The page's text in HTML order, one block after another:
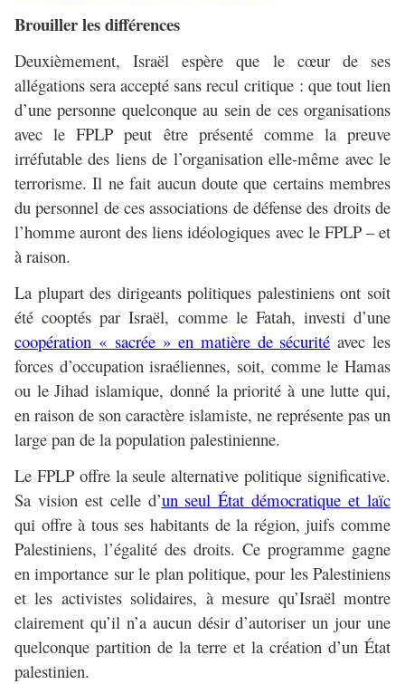
Brouiller les différences
Deuxièmement, Israël espère que le cœur de ses
allégations sera accepté sans recul critique : que tout lien
d’une personne quelconque au sein de ces organisations
avec le FPLP peut être présenté comme la preuve
irréfutable des liens de l’organisation elle-même avec le
terrorisme. Il ne fait aucun doute que certains membres
du personnel de ces associations de défense des droits de
l’homme auront des liens idéologiques avec le FPLP – et
à raison.
La plupart des dirigeants politiques palestiniens ont soit
été cooptés par Israël, comme le Fatah, investi d’une
coopération « sacrée » en matière de sécurité avec les
forces d’occupation israéliennes, soit, comme le Hamas
ou le Jihad islamique, donné la priorité à une lutte qui,
en raison de son caractère islamiste, ne représente pas un
large pan de la population palestinienne.
Le FPLP offre la seule alternative politique significative.
Sa vision est celle d’un seul État démocratique et laïc
qui offre à tous ses habitants de la région, juifs comme
Palestiniens, l’égalité des droits. Ce programme gagne
en importance sur le plan politique, pour les Palestiniens
et les activistes solidaires, à mesure qu’Israël montre
clairement qu’il n’a aucun désir d’autoriser un jour une
quelconque partition de la terre et la création d’un État
palestinien.